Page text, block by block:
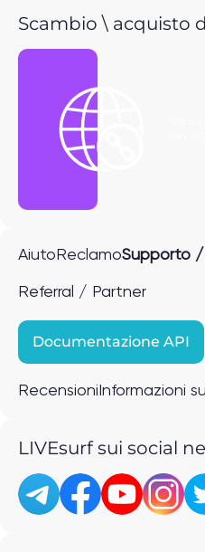
Scambio \ acquisto
Aiuto ReclamoSupporto
Referral / Partner
Documentazione API
Recensioni Informazioni
LIVEsurf sui social